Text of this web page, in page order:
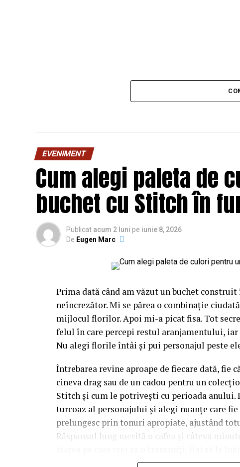
EVENIMENT
Cum alegi paleta de
buchet cu Stitch în
Publicat acum 2 luni pe iunie 8, 2026
De Eugen Marc
Prima dată când am văzut un buchet
neîncrezător. Mi se părea o combinație
mijlocul florilor. Apoi mi-a picat fisa. Tot
felul în care percepi restul aranjamentului,
Nu alegi florile întâi și pui personajul peste
Întrebarea revine aproape de fiecare dată, fie
cineva drag sau de un cadou pentru un
Stitch și cum le potrivești cu perioada anului.
turcoaz al personajului și alegi nuanțe care
prelungesc prin tonuri apropiate, ajustând
Răspunsul lung merită o cafea și câteva